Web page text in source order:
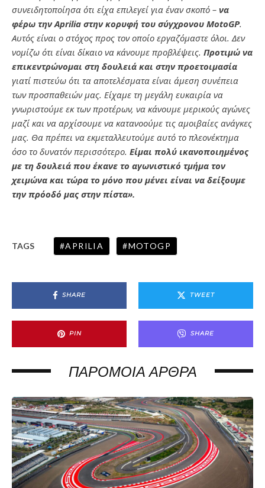
συνειδητοποίησα ότι είχα επιλεγεί για έναν σκοπό – να
φέρω την Aprilia στην κορυφή του σύγχρονου MotoGP.
Αυτός είναι ο στόχος προς τον οποίο εργαζόμαστε όλοι. Δεν
νομίζω ότι είναι δίκαιο να κάνουμε προβλέψεις. Προτιμώ να
επικεντρώνομαι στη δουλειά και στην προετοιμασία
γιατί πιστεύω ότι τα αποτελέσματα είναι άμεση συνέπεια
των προσπαθειών μας. Είχαμε τη μεγάλη ευκαιρία να
γνωριστούμε εκ των προτέρων, να κάνουμε μερικούς αγώνες
μαζί και να αρχίσουμε να κατανοούμε τις αμοιβαίες ανάγκες
μας. Θα πρέπει να εκμεταλλευτούμε αυτό το πλεονέκτημα
όσο το δυνατόν περισσότερο. Είμαι πολύ ικανοποιημένος
με τη δουλειά που έκανε το αγωνιστικό τμήμα τον
χειμώνα και τώρα το μόνο που μένει είναι να δείξουμε
την πρόοδό μας στην πίστα».
TAGS APRILIA MOTOGP
SHARE TWEET
PIN SHARE
ΠΑΡΌΜΟΙΑ ΆΡΘΡΑ